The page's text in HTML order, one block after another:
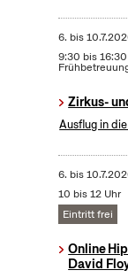
6. bis
9:30 bis
Zirkus-
Ausflug in
6. bis
10 bis 12 Uhr
Eintritt frei
Online
David